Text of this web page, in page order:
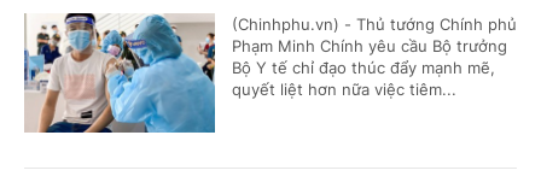
(Chinhphu.vn) - Thủ tướng Chính phủ
Phạm Minh Chính yêu cầu Bộ trưởng
Bộ Y tế chỉ đạo thúc đẩy mạnh mẽ,
quyết liệt hơn nữa việc tiêm...